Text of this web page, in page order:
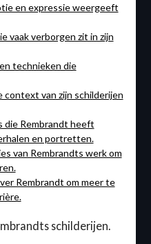
en expressie weergeeft
vaak verborgen zit in zijn
technieken die
context van zijn schilderijen
die Rembrandt heeft
en portretten.
van Rembrandts werk om
Rembrandt om meer te
schilderijen.